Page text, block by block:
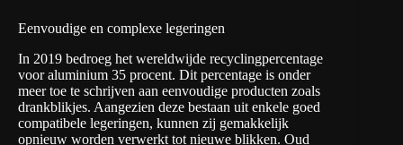
Eenvoudige en complexe legeringen
In 2019 bedroeg het wereldwijde recyclingpercentage
voor aluminium 35 procent. Dit percentage is onder
meer toe te schrijven aan eenvoudige producten zoals
drankblikjes. Aangezien deze bestaan uit enkele goed
compatibele legeringen, kunnen zij gemakkelijk
opnieuw worden verwerkt tot nieuwe blikken. Oud